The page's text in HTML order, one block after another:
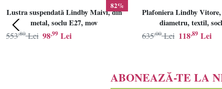
82%
Lustra suspendată Lindby Maivi, din
metal, soclu E27, mov
98,99 Lei
553,80 Lei
Plafoniera Lindby Vitore,
diametru, textil,
118,89 Lei
635,00 Lei
ABONEAZĂ-TE LA